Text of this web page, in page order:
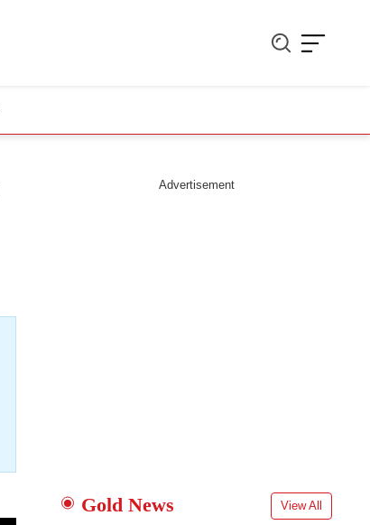
Gold News View All